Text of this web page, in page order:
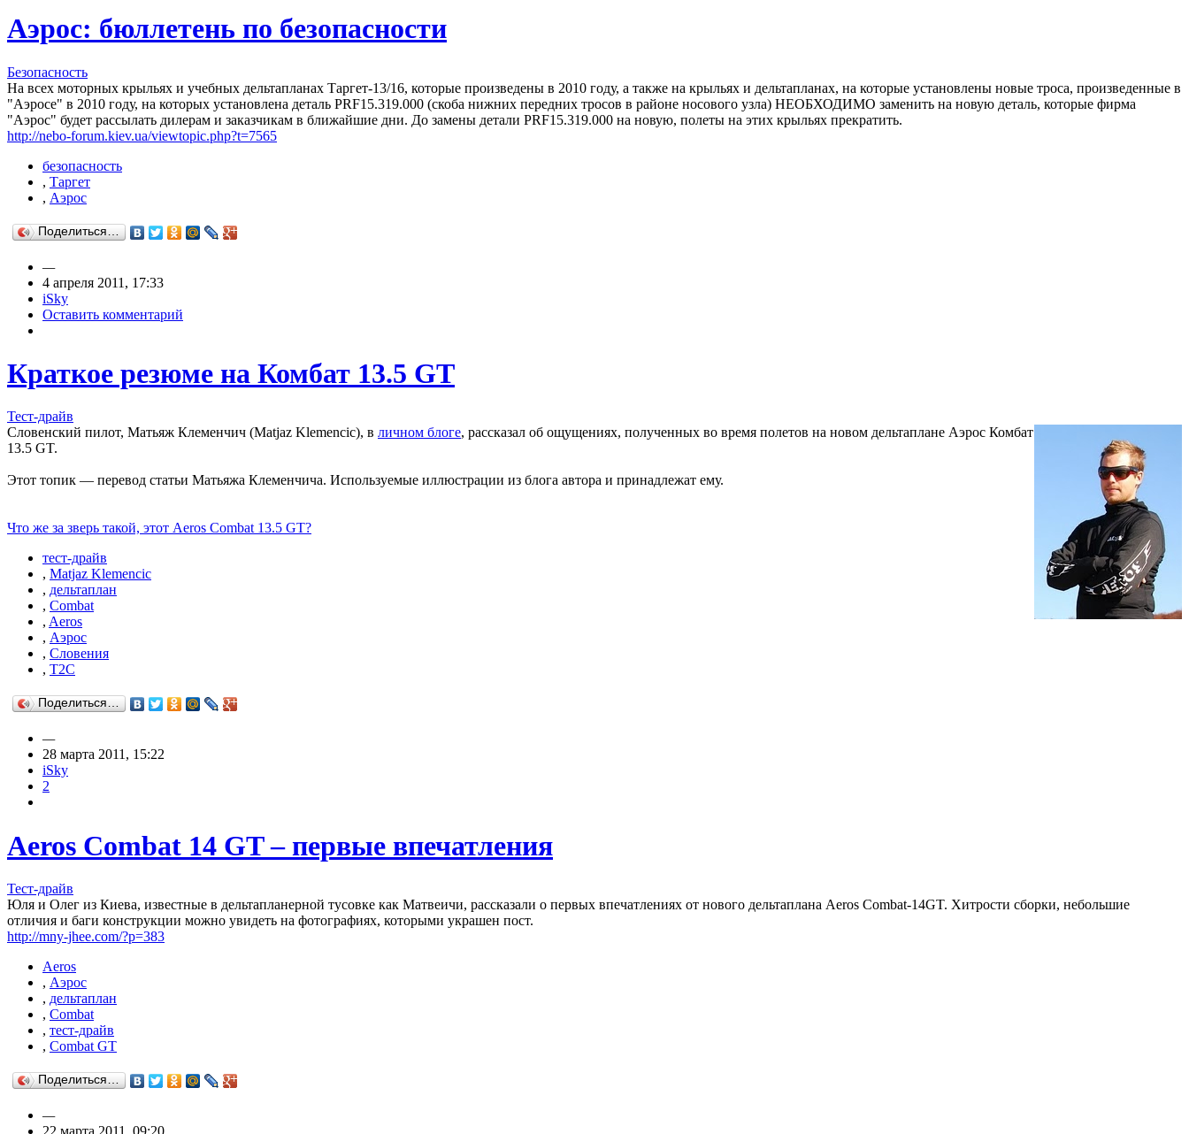
Аэрос: бюллетень по безопасности
Безопасность
На всех моторных крыльях и учебных дельтапланах Таргет-13/16, которые произведены в 2010 году, а также на крыльях и дельтапланах, на которые установлены новые троса, произведенные в
"Аэросе" в 2010 году, на которых установлена деталь PRF15.319.000 (скоба нижних передних тросов в районе носового узла) НЕОБХОДИМО заменить на новую деталь, которые фирма
"Аэрос" будет рассылать дилерам и заказчикам в ближайшие дни. До замены детали PRF15.319.000 на новую, полеты на этих крыльях прекратить.
http://nebo-forum.kiev.ua/viewtopic.php?t=7565
безопасность
, Таргет
, Аэрос
Поделиться…
—
4 апреля 2011, 17:33
iSky
Оставить комментарий
Краткое резюме на Комбат 13.5 GT
Тест-драйв
Словенский пилот, Матьяж Клеменчич (Matjaz Klemencic), в личном блоге, рассказал об ощущениях, полученных во время полетов на новом дельтаплане Аэрос Комбат
13.5 GT.
Этот топик — перевод статьи Матьяжа Клеменчича. Используемые иллюстрации из блога автора и принадлежат ему.
Что же за зверь такой, этот Aeros Combat 13.5 GT?
тест-драйв
, Matjaz Klemencic
, дельтаплан
, Combat
, Aeros
, Аэрос
, Словения
, T2C
Поделиться…
—
28 марта 2011, 15:22
iSky
2
Aeros Combat 14 GT – первые впечатления
Тест-драйв
Юля и Олег из Киева, известные в дельтапланерной тусовке как Матвеичи, рассказали о первых впечатлениях от нового дельтаплана Aeros Combat-14GT. Хитрости сборки, небольшие
отличия и баги конструкции можно увидеть на фотографиях, которыми украшен пост.
http://mny-jhee.com/?p=383
Aeros
, Аэрос
, дельтаплан
, Combat
, тест-драйв
, Combat GT
Поделиться…
—